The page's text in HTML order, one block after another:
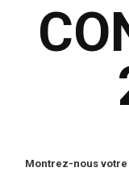
Montrez-nous